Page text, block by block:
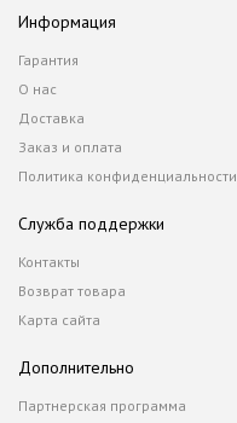
Информация
Гарантия
О нас
Доставка
Заказ и оплата
Политика конфиденциальности
Служба поддержки
Контакты
Возврат товара
Карта сайта
Дополнительно
Партнерская программа